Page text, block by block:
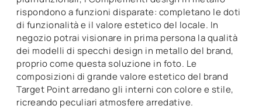
rispondono a funzioni disparate: completano le doti
di funzionalità e il valore estetico del locale. In
negozio potrai visionare in prima persona la qualità
dei modelli di specchi design in metallo del brand,
proprio come questa soluzione in foto. Le
composizioni di grande valore estetico del brand
Target Point arredano gli interni con colore e stile,
ricreando peculiari atmosfere arredative.